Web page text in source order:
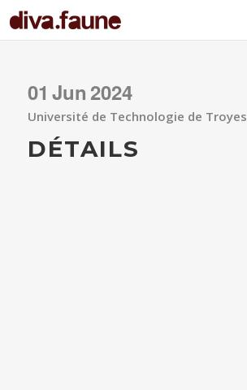
01 Jun2024
Université de Technologie de Troyes
DÉTAILS